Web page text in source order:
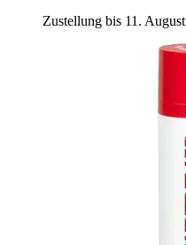
Zustellung bis 11. August